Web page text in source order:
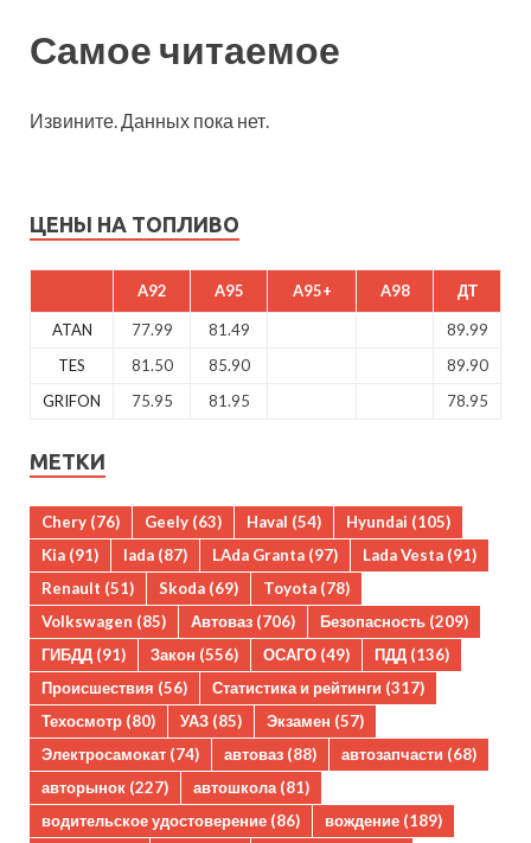
Самое читаемое
Извините. Данных пока нет.
ЦЕНЫ НА ТОПЛИВО
A92 A95 A95+ A98 ДТ
ATAN 77.99 81.49
89.99
TES
81.50 85.90
89.90
GRIFON
75.95 81.95 78.95
МЕТКИ
Chery (76) Geely (63) Haval (54) Hyundai (105)
Kia (91) lada (87) LAda Granta (97) Lada Vesta (91)
Renault (51) Skoda (69) Toyota (78)
Volkswagen (85) Автоваз (706) Безопасность (209)
ГИБДД (91) Закон (556) ОСАГО (49) ПДД (136)
Происшествия (56) Статистика и рейтинги (317)
Техосмотр (80) УАЗ (85) Экзамен (57)
Электросамокат (74) автоваз (88) автозапчасти (68)
авторынок (227) автошкола(81)
водительское удостоверение (86) вождение (189)